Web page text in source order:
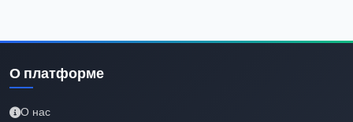
О платформе
О нас